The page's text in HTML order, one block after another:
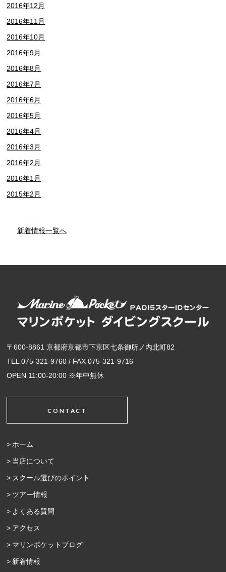
2016年12月
2016年11月
2016年10月
2016年9月
2016年8月
2016年7月
2016年6月
2016年5月
2016年4月
2016年3月
2016年2月
2016年1月
2015年2月
新着情報一覧へ
〒600-8861 京都府京都市下京区七条御所ノ内北町82
TEL 075-321-9760 / FAX 075-321-9716
OPEN 11:00-20:00 ※年中無休
CONTACT
ホーム
当店について
スクール選びのポイント
ツアー情報
よくある質問
アクセス
マリンポケットブログ
新着情報